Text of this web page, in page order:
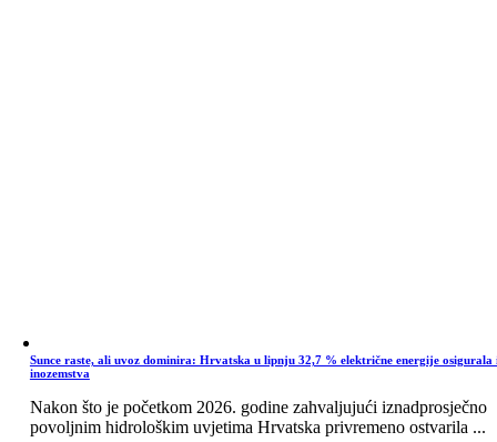
Sunce raste, ali uvoz dominira: Hrvatska u lipnju 32,7 % električne energije osigurala
inozemstva
Nakon što je početkom 2026. godine zahvaljujući iznadprosječno
povoljnim hidrološkim uvjetima Hrvatska privremeno ostvarila ...